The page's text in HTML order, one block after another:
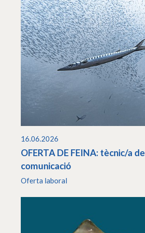
16.06.2026
OFERTA DE FEINA: tècnic/a de
comunicació
Oferta laboral